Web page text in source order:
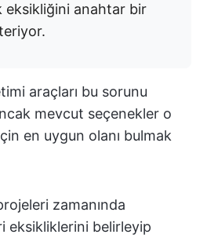
eksikliğini anahtar bir
araçları bu sorunu
mevcut seçenekler o
en uygun olanı bulmak
zamanında
eksikliklerini belirleyip